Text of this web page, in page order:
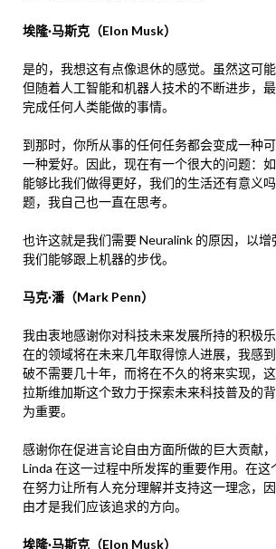
埃隆·马斯克（Elon Musk）
是的，我想这有点像退休的感觉。虽然这可能
但随着人工智能和机器人技术的不断进步，
完成任何人类能做的事情。
到那时，你所从事的任何任务都会变成一种
一种爱好。因此，现在有一个很大的问题：
能够比我们做得更好，我们的生活还有意义
题，我自己也一直在思考。
也许这就是我们需要 Neuralink 的原因，以
我们能够跟上机器的步伐。
马克·潘（Mark Penn）
我由衷地感谢你对科技未来发展所持的积极
在的领域将在未来几年取得惊人进展，我感
破不需要几十年，而将在不久的将来实现，
拉斯维加斯这个致力于探索未来科技普及的
为重要。
感谢你在促进言论自由方面所做的巨大贡献
Linda 在这一过程中所发挥的重要作用。在这
在努力让所有人充分理解并支持这一理念，
由才是我们应该追求的方向。
埃隆·马斯克（Elon Musk）